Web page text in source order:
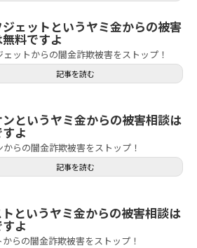
ジェットというヤミ金からの被害
料ですよ
ェットからの闇金詐欺被害をストップ！
記事を読む
ンというヤミ金からの被害相談は
よ
からの闇金詐欺被害をストップ！
記事を読む
トというヤミ金からの被害相談は
よ
からの闇金詐欺被害をストップ！